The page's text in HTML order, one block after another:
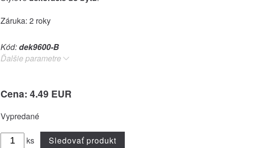
Záruka: 2 roky
Kód:dek9600-B
Ďalšie parametre
Cena: 4.49 EUR
Vypredané
ks Sledovať produkt